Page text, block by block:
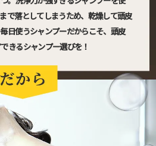
で落としてしまうため、乾燥して頭皮
日使うシャンプーだからこそ、頭皮
きるシャンプー選びを！